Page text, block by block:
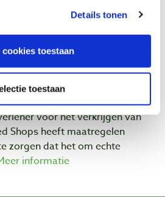
Details tonen
cookies toestaan
toestaan
Trusted Shops als een
voor het verkrijgen van
Shops heeft maatregelen
zorgen dat het om echte
informatie